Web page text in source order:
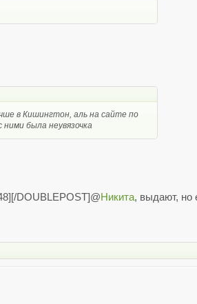
в Кишингтон, аль на сайте по
была неувязочка
DOUBLEPOST]@Никита, выдают, но